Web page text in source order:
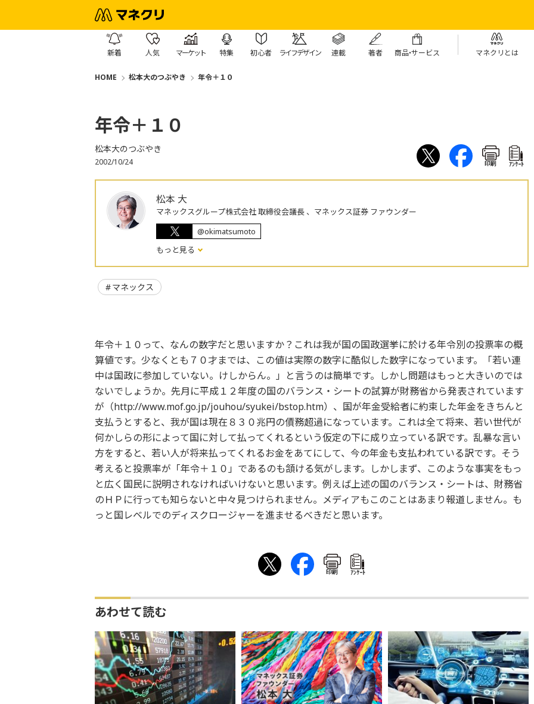
新着 人気 マーケット 特集 初心者 ライフデザイン 連載 著者 商品・サービス マネクリとは
HOME 松本大のつぶやき 年令＋１０
年令＋１０
松本大のつぶやき
2002/10/24 印刷 ｱﾝｹｰﾄ
松本 大
マネックスグループ株式会社 取締役会議長 、マネックス証券 ファウンダー
@okimatsumoto
もっと見る
マネックス
年令＋１０って、なんの数字だと思いますか？これは我が国の国政選挙に於ける年令別の投票率の概
算値です。少なくとも７０才までは、この値は実際の数字に酷似した数字になっています。「若い連
中は国政に参加していない。けしからん。」と言うのは簡単です。しかし問題はもっと大きいのでは
ないでしょうか。先月に平成１２年度の国のバランス・シートの試算が財務省から発表されています
が（http://www.mof.go.jp/jouhou/syukei/bstop.htm）、国が年金受給者に約束した年金をきちんと
支払うとすると、我が国は現在８３０兆円の債務超過になっています。これは全て将来、若い世代が
何かしらの形によって国に対して払ってくれるという仮定の下に成り立っている訳です。乱暴な言い
方をすると、若い人が将来払ってくれるお金をあてにして、今の年金も支払われている訳です。そう
考えると投票率が「年令＋１０」であるのも頷ける気がします。しかしまず、このような事実をもっ
と広く国民に説明されなければいけないと思います。例えば上述の国のバランス・シートは、財務省
のＨＰに行っても知らないと中々見つけられません。メディアもこのことはあまり報道しません。も
っと国レベルでのディスクロージャーを進ませるべきだと思います。
印刷 ｱﾝｹｰﾄ
あわせて読む